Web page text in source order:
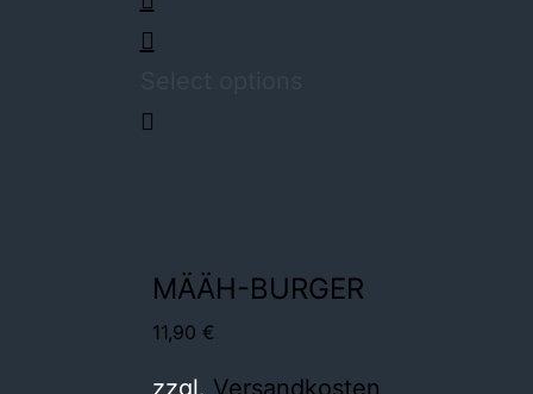
MÄÄH-BURGER
11,90 €
zzgl. Versandkosten